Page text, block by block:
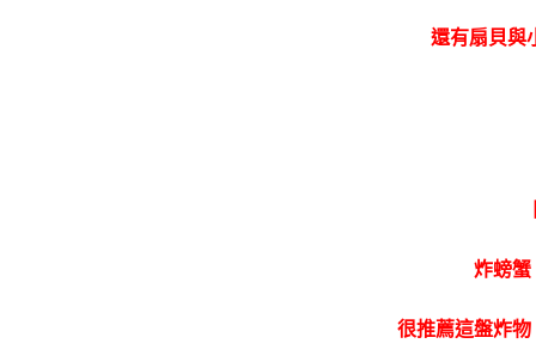
還有扇貝與
炸螃蟹
很推薦這盤炸物